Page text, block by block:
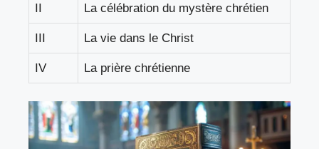
II La célébration du mystère chrétien
III La vie dans le Christ
IV La prière chrétienne